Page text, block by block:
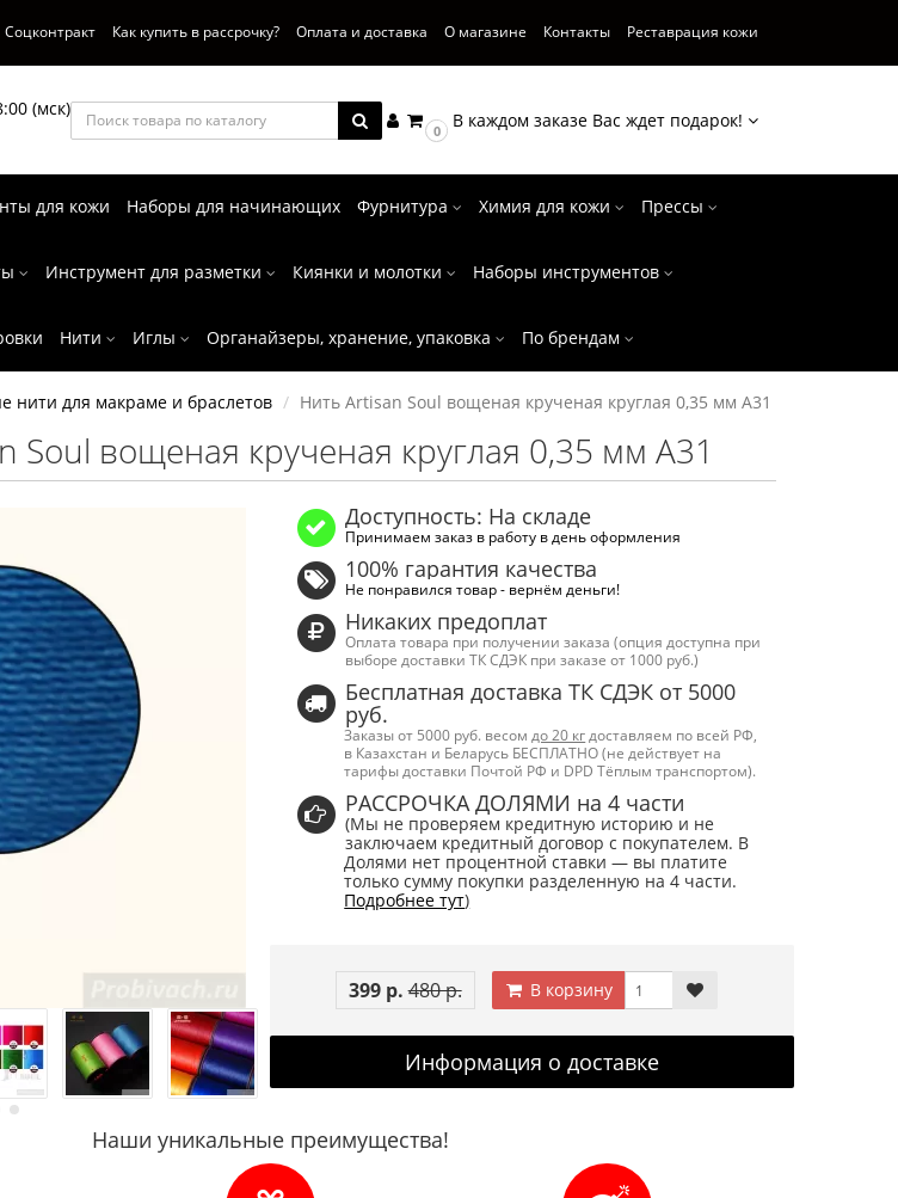
Соцконтракт Как купить в рассрочку? Оплата и доставка О магазине Контакты Реставрация кожи
(мск)
0 В каждом заказе Вас ждет подарок!
для кожи Наборы для начинающих Фурнитура Химия для кожи Прессы
Инструмент для разметки Киянки и молотки Наборы инструментов
Нити Иглы Органайзеры, хранение, упаковка По брендам
нити для макраме и браслетов Нить Artisan Soul вощеная крученая круглая 0,35 мм A31
Soul вощеная крученая круглая 0,35 мм A31
Доступность: На складе
Принимаем заказ в работу в день оформления
100% гарантия качества
Не понравился товар - вернём деньги!
Никаких предоплат
Оплата товара при получении заказа (опция доступна при
выборе доставки ТК СДЭК при заказе от 1000 руб.)
Бесплатная доставка ТК СДЭК от 5000
руб.
Заказы от 5000 руб. весом до 20 кг доставляем по всей РФ,
в Казахстан и Беларусь БЕСПЛАТНО (не действует на
тарифы доставки Почтой РФ и DPD Тёплым транспортом).
РАССРОЧКА ДОЛЯМИ на 4 части
(Мы не проверяем кредитную историю и не
заключаем кредитный договор с покупателем. В
Долями нет процентной ставки — вы платите
только сумму покупки разделенную на 4 части.
Подробнее тут)
399 р. 480 р. В корзину
Информация о доставке
Наши уникальные преимущества!